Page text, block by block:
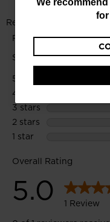
website
version
for
Suisse
We
recommend
visiting
the
We
for